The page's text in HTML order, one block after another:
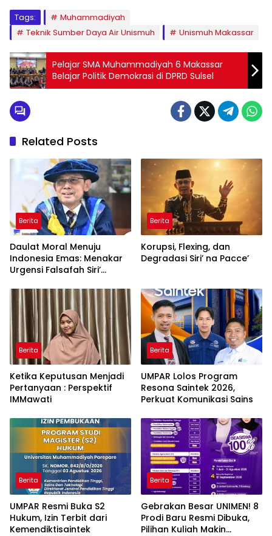
Tags:
Muhammadiyah
Teknik Sumber Daya Air Unismuh
Unismuh Makassar
Pelajar SMA Muhammadiyah 6 Makassar
Belajar Politik Demokrasi di DPRD Sulsel
Related Posts
Berita
Daulat Moral Menuju
Indonesia Emas: Menakar
Urgensi Falsafah Siri’
Ancaman Kleptokrasi
Berita
Korupsi, Flexing, dan
Degradasi Siri’ na Pacce’
Berita
Ketika Keputusan Menjadi
Pertanyaan : Perspektif
IMMawati
Berita
UMPAR Lolos Program
Resona Saintek 2026,
Perkuat Komunikasi Sains
Berita
UMPAR Resmi Buka S2
Hukum, Izin Terbit dari
Kemendiktisaintek
Berita
Gebrakan Besar UNIMEN! 8
Prodi Baru Resmi Dibuka,
Pilihan Kuliah Makin